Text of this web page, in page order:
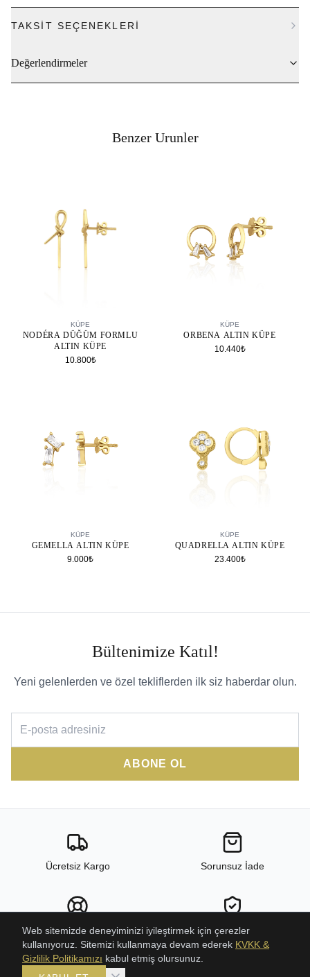
TAKSIT SEÇENEKLERI
Değerlendirmeler
Benzer Urunler
KÜPE
NODÉRA DÜĞÜM FORMLU
ALTIN KÜPE
10.800₺
KÜPE
ORBENA ALTIN KÜPE
10.440₺
KÜPE
GEMELLA ALTIN KÜPE
9.000₺
KÜPE
QUADRELLA ALTIN KÜPE
23.400₺
Bültenimize Katıl!
Yeni gelenlerden ve özel tekliflerden ilk siz haberdar olun.
ABONE OL
Ücretsiz Kargo Sorunsuz İade
24/7 Destek Yüksek Kalite
Web sitemizde deneyiminizi iyileştirmek için çerezler
kullanıyoruz. Sitemizi kullanmaya devam ederek KVKK &
Gizlilik Politikamızı kabul etmiş olursunuz.